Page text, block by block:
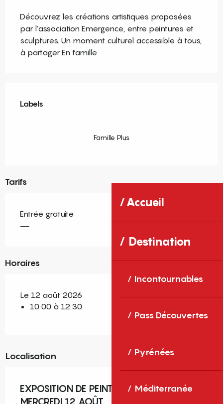
Accueil
Destination
Incontournables
Pass Découvertes
Pyrénées
Méditerranée
Découvrez les créations artistiques proposées
par l’association Emergence, entre peintures et
sculptures. Un moment culturel accessible à tous,
à partager En famille
Labels
Labels
Famille Plus
Tarifs
Entrée gratuite
—
Horaires
Le 12 août 2026
10:00 à 12:30
Localisation
EXPOSITION DE PEINTURES SCULPTURES -
MERCREDI 12 AOÛT